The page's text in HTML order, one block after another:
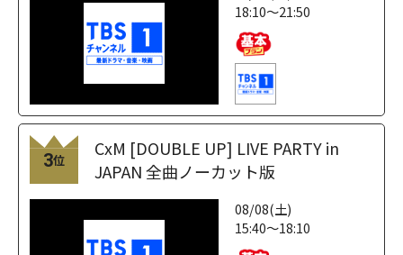
18:10～21:50
3位
CxM [DOUBLE UP] LIVE PARTY in
JAPAN 全曲ノーカット版
08/08(土)
15:40～18:10